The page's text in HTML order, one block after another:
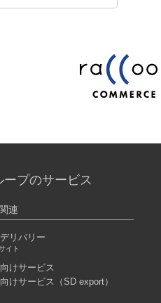
ープのサービス
連
リバリー
イト
けサービス
けサービス
（SD export）